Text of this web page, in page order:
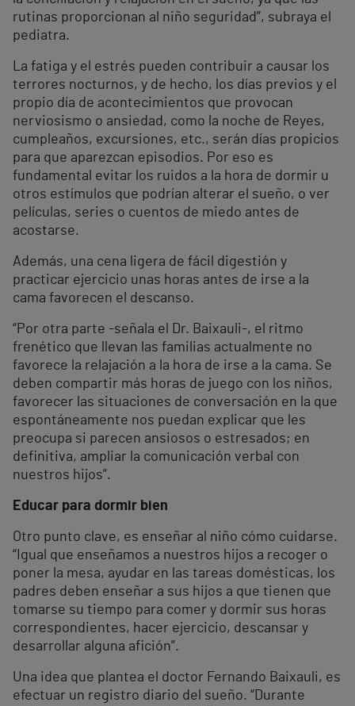
rutinas proporcionan al niño seguridad”, subraya el
pediatra.
La fatiga y el estrés pueden contribuir a causar los
terrores nocturnos, y de hecho, los días previos y el
propio día de acontecimientos que provocan
nerviosismo o ansiedad, como la noche de Reyes,
cumpleaños, excursiones, etc., serán días propicios
para que aparezcan episodios. Por eso es
fundamental evitar los ruidos a la hora de dormir u
otros estímulos que podrían alterar el sueño, o ver
películas, series o cuentos de miedo antes de
acostarse.
Además, una cena ligera de fácil digestión y
practicar ejercicio unas horas antes de irse a la
cama favorecen el descanso.
“Por otra parte -señala el Dr. Baixauli-, el ritmo
frenético que llevan las familias actualmente no
favorece la relajación a la hora de irse a la cama. Se
deben compartir más horas de juego con los niños,
favorecer las situaciones de conversación en la que
espontáneamente nos puedan explicar que les
preocupa si parecen ansiosos o estresados; en
definitiva, ampliar la comunicación verbal con
nuestros hijos”.
Educar para dormir bien
Otro punto clave, es enseñar al niño cómo cuidarse.
“Igual que enseñamos a nuestros hijos a recoger o
poner la mesa, ayudar en las tareas domésticas, los
padres deben enseñar a sus hijos a que tienen que
tomarse su tiempo para comer y dormir sus horas
correspondientes, hacer ejercicio, descansar y
desarrollar alguna afición”.
Una idea que plantea el doctor Fernando Baixauli, es
efectuar un registro diario del sueño. “Durante